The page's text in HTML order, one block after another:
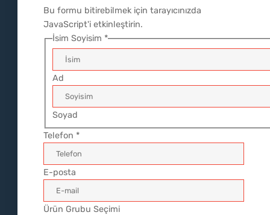
Bu formu bitirebilmek için tarayıcınızda
JavaScript'i etkinleştirin.
İsim Soyisim *
Ad
Soyad
Telefon *
E-posta
Ürün Grubu Seçimi